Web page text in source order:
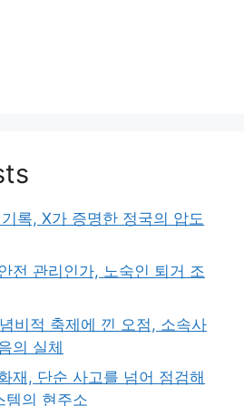
록, X가 증명한 정국의 압도
전 관리인가, 노숙인 퇴거 조
비적 축제에 낀 오점, 소속사
의 실체
재, 단순 사고를 넘어 점검해
템의 현주소